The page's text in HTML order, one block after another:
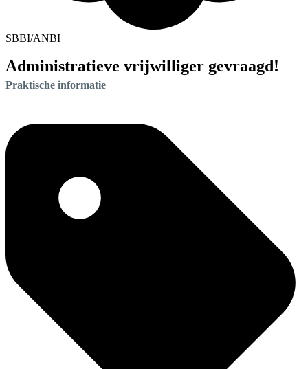
SBBI/ANBI
Administratieve vrijwilliger gevraagd!
Praktische informatie